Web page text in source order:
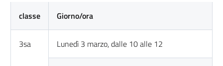
classe Giorno/ora
3sa Lunedì 3 marzo, dalle 10 alle 12